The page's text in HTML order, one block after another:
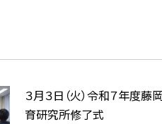
３月３日（火）令和７年度藤
育研究所修了式